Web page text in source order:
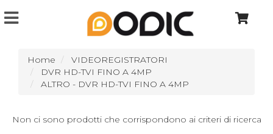
Home
VIDEOREGISTRATORI
DVR HD-TVI FINO A 4MP
ALTRO - DVR HD-TVI FINO A 4MP
Non ci sono prodotti che corrispondono ai criteri di ricerca